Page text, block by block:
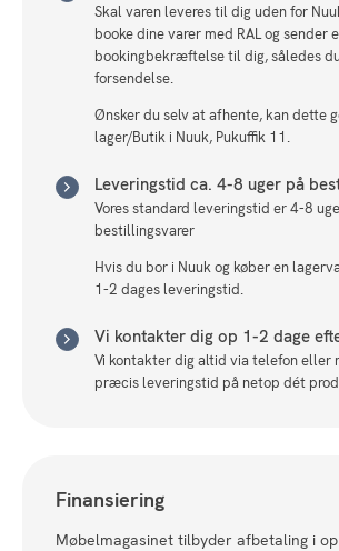
Skal varen leveres til dig uden for
booke dine varer med RAL og sender
bookingbekræftelse til dig, således
forsendelse.
Ønsker du selv at afhente, kan dette
lager/Butik i Nuuk, Pukuffik 11.
Leveringstid ca. 4-8 uger på
Vores standard leveringstid er 4-8
bestillingsvarer
Hvis du bor i Nuuk og køber en
1-2 dages leveringstid.
Vi kontakter dig op 1-2 dage
Vi kontakter dig altid via telefon eller
præcis leveringstid på netop dét
Finansiering
Møbelmagasinet tilbyder afbetaling i